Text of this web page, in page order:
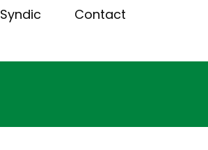
Syndic Contact